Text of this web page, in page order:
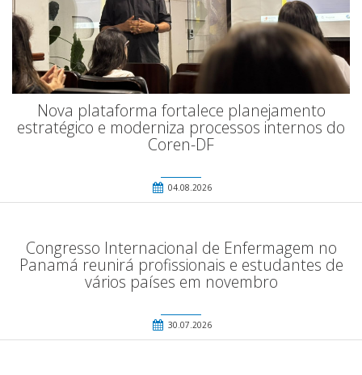
Nova plataforma fortalece planejamento
estratégico e moderniza processos internos do
Coren-DF
04.08.2026
Congresso Internacional de Enfermagem no
Panamá reunirá profissionais e estudantes de
vários países em novembro
30.07.2026